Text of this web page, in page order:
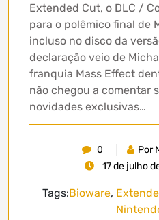
Extended Cut, o DLC /
para o polêmico final de
incluso no disco da
declaração veio de
franquia Mass Effect
não chegou a comentar
novidades exclusivas…
0
Por
17 de julho
Tags:Bioware,